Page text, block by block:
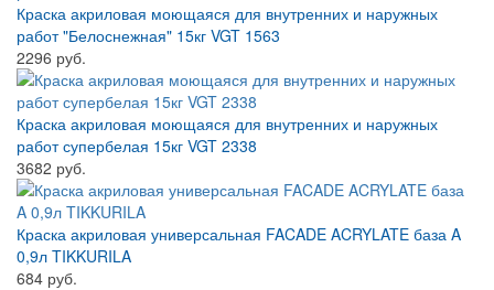
Краска акриловая моющаяся для внутренних и наружных
работ "Белоснежная" 15кг VGT 1563
2296 руб.
Краска акриловая моющаяся для внутренних и наружных
работ супербелая 15кг VGT 2338
3682 руб.
Краска акриловая универсальная FACADE ACRYLATE база A
0,9л TIKKURILA
684 руб.